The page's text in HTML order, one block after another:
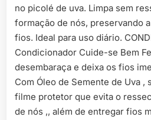
no picolé de uva. Limpa sem
formação de nós, preservando
fios. Ideal para uso diário.
Condicionador Cuide-se Bem
desembaraça e deixa os fios
Com Óleo de Semente de Uva ,
filme protetor que evita o
de nós ,, além de entregar fios